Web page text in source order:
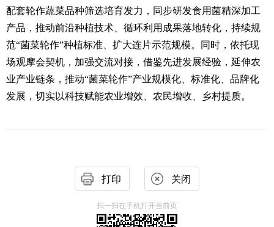
配套轮作蔬菜品种筛选培育发力，同步研发食用菌精深加工
产品，推动前沿种植技术、循环利用成果落地转化，持续规
范“菌菜轮作”种植标准、扩大连片示范规模。同时，依托现
场观摩会契机，加强交流对接，借鉴先进发展经验，延伸农
业产业链条，推动“菌菜轮作”产业规模化、标准化、品牌化
发展，切实以科技赋能农业增效、农民增收、乡村提质。
打印 关闭
扫一扫在手机打开当前页